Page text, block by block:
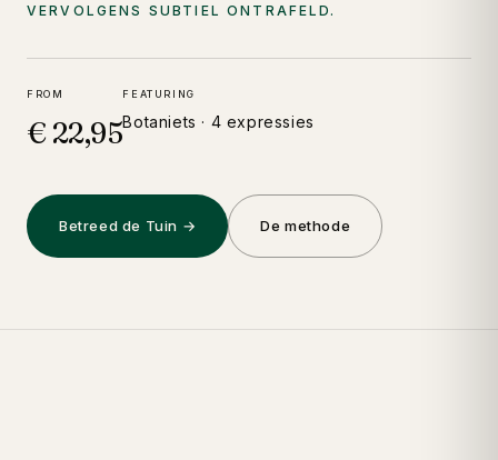
VERVOLGENS SUBTIEL ONTRAFELD.
FROM
€ 22,95
FEATURING
Botaniets · 4 expressies
Betreed de Tuin → De methode